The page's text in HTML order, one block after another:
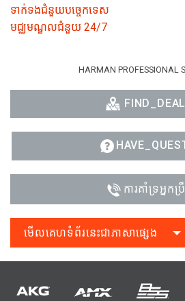
ទាក់ទងជំនួយបច្ចេកទេស
មជ្ឈមណ្ឌលជំនួយ 24/7
HARMAN PROFESSIONAL
ការគាំទ្រអ្នកប្រឹ
មើលគេហទំព័រនេះជាភាសាផ្សេង